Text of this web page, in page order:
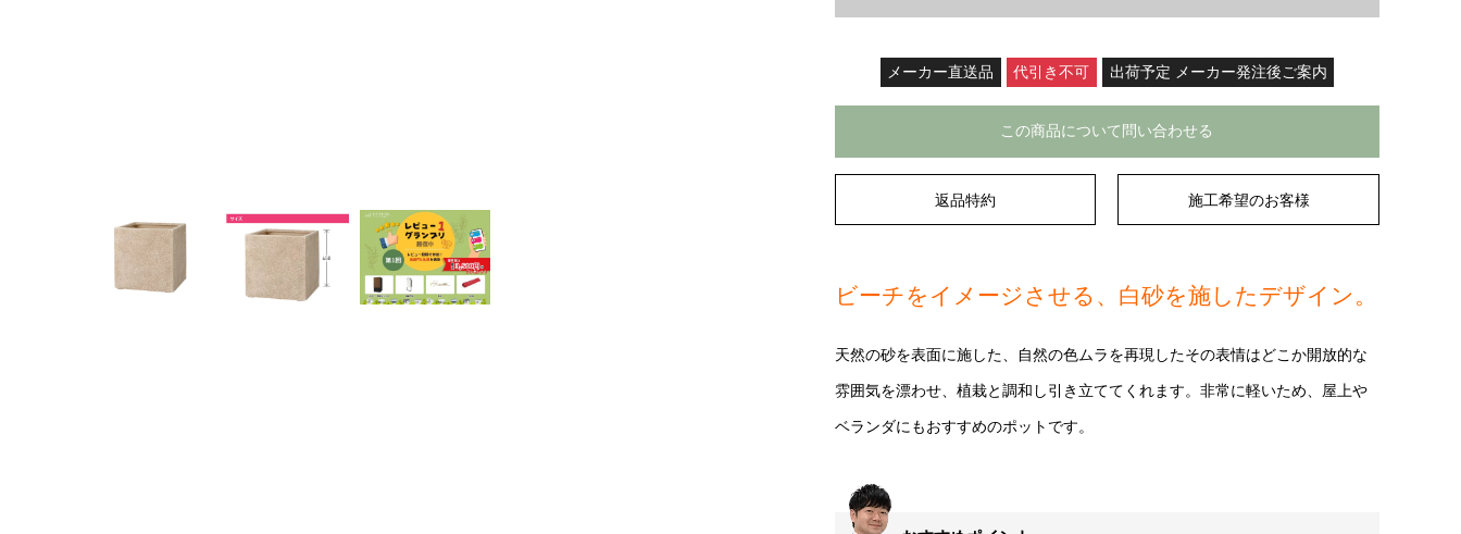
メーカー直送品 代引き不可 出荷予定 メーカー発注後ご案内
この商品について問い合わせる
返品特約 施工希望のお客様
ビーチをイメージさせる、白砂を施したデザイン。
天然の砂を表面に施した、自然の色ムラを再現したその表情はどこか開放的な
雰囲気を漂わせ、植栽と調和し引き立ててくれます。非常に軽いため、屋上や
ベランダにもおすすめのポットです。